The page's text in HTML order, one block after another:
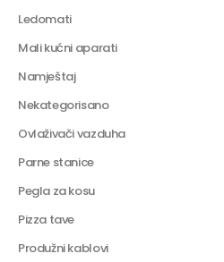
Ledomati
Mali kućni aparati
Namještaj
Nekategorisano
Ovlaživači vazduha
Parne stanice
Pegla za kosu
Pizza tave
Produžni kablovi